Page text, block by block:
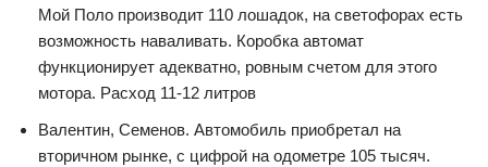
Мой Поло производит 110 лошадок, на светофорах есть
возможность наваливать. Коробка автомат
функционирует адекватно, ровным счетом для этого
мотора. Расход 11-12 литров
Валентин, Семенов. Автомобиль приобретал на
вторичном рынке, с цифрой на одометре 105 тысяч.